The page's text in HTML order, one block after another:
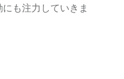
も注力していきま